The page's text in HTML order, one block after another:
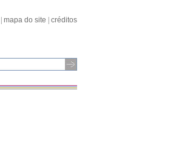
mapa do site créditos